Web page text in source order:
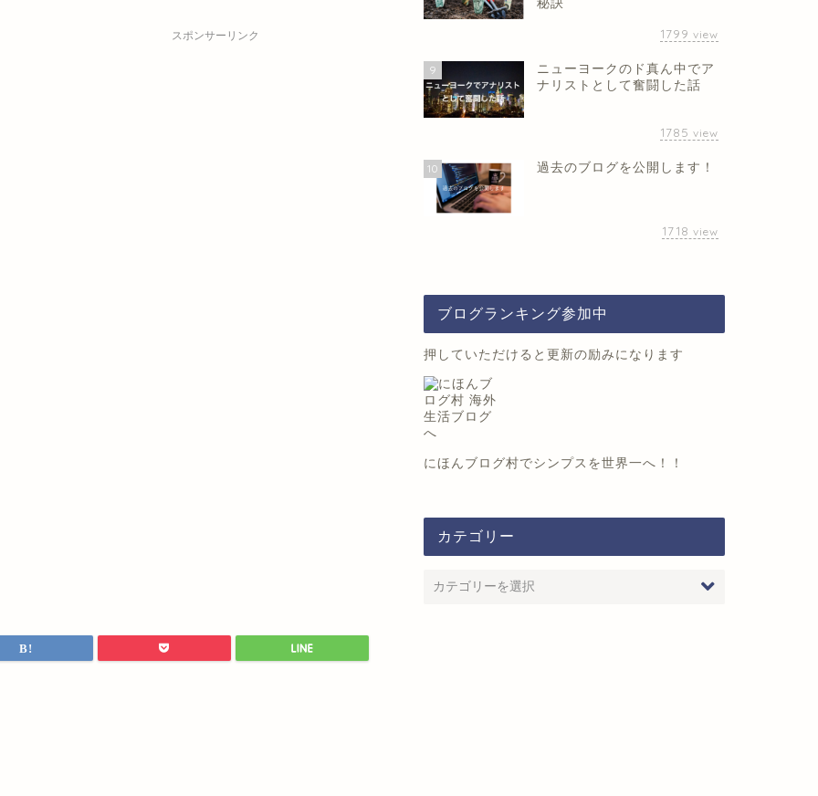
スポンサーリンク
秘訣
1799 view
9
ニューヨークのド真ん中でア
ナリストとして奮闘した話
1785 view
10 過去のブログを公開します！
1718 view
ブログランキング参加中
押していただけると更新の励みになります
にほんブログ村でシンプスを世界一へ！！
カテゴリー